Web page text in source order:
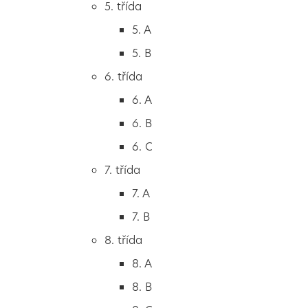
2. B
3. A
4. A
5. A
5. třída
5. A
5. B
6. třída
6. A
6. B
6. C
7. třída
7. A
7. B
8. třída
8. A
8. B